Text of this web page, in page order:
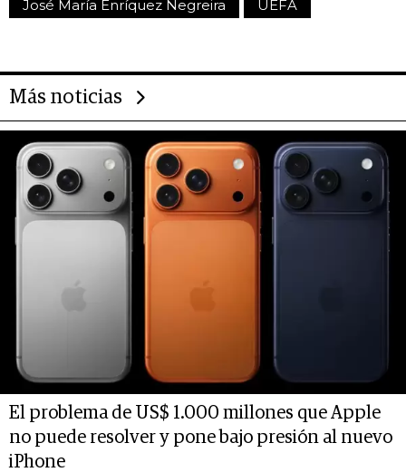
José María Enríquez Negreira UEFA
Más noticias
El problema de US$ 1.000 millones que Apple
no puede resolver y pone bajo presión al nuevo
iPhone